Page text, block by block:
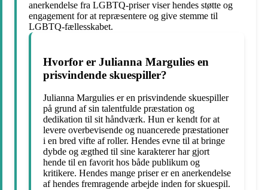
anerkendelse fra LGBTQ-priser viser hendes støtte og
engagement for at repræsentere og give stemme til
LGBTQ-fællesskabet.
Hvorfor er Julianna Margulies en
prisvindende skuespiller?
Julianna Margulies er en prisvindende skuespiller
på grund af sin talentfulde præstation og
dedikation til sit håndværk. Hun er kendt for at
levere overbevisende og nuancerede præstationer
i en bred vifte af roller. Hendes evne til at bringe
dybde og ægthed til sine karakterer har gjort
hende til en favorit hos både publikum og
kritikere. Hendes mange priser er en anerkendelse
af hendes fremragende arbejde inden for skuespil.